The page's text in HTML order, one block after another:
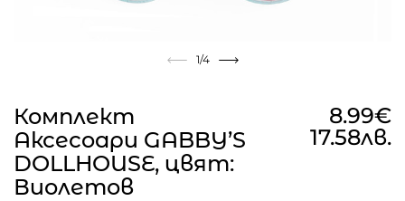
1/4
Комплект
Аксесoари GABBY’S
DOLLHOUSE, цвят:
Виолетов
8.99€
17.58лв.